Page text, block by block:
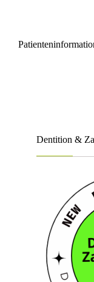
Dentition &